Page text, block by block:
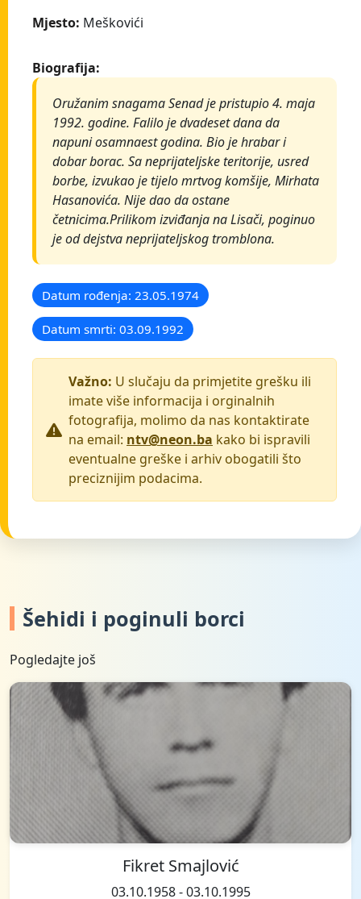
Mjesto: Meškovići
Biografija:
Oružanim snagama Senad je pristupio 4. maja
1992. godine. Falilo je dvadeset dana da
napuni osamnaest godina. Bio je hrabar i
dobar borac. Sa neprijateljske teritorije, usred
borbe, izvukao je tijelo mrtvog komšije, Mirhata
Hasanovića. Nije dao da ostane
četnicima.Prilikom izviđanja na Lisači, poginuo
je od dejstva neprijateljskog tromblona.
Datum rođenja: 23.05.1974
Datum smrti: 03.09.1992
Važno: U slučaju da primjetite grešku ili
imate više informacija i orginalnih
fotografija, molimo da nas kontaktirate
na email: ntv@neon.ba kako bi ispravili
eventualne greške i arhiv obogatili što
preciznijim podacima.
Šehidi i poginuli borci
Pogledajte još
Fikret Smajlović
03.10.1958 - 03.10.1995